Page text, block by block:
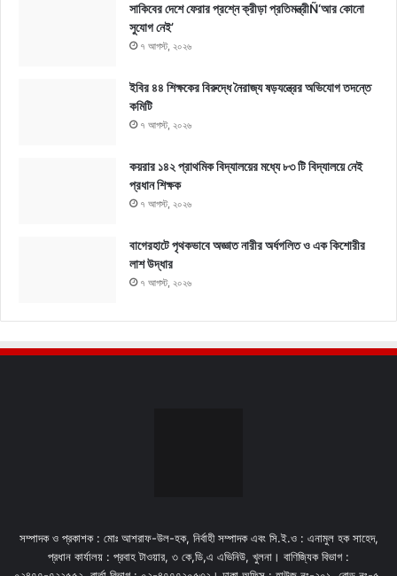
সাকিবের দেশে ফেরার প্রশ্নে ক্রীড়া প্রতিমন্ত্রীÑ‘আর কোনো
সুযোগ নেই’
৭ আগস্ট, ২০২৬
ইবির ৪৪ শিক্ষকের বিরুদ্ধে নৈরাজ্য ষড়যন্ত্রের অভিযোগ তদন্তে
কমিটি
৭ আগস্ট, ২০২৬
কয়রার ১৪২ প্রাথমিক বিদ্যালয়ের মধ্যে ৮৩ টি বিদ্যালয়ে নেই
প্রধান শিক্ষক
৭ আগস্ট, ২০২৬
বাগেরহাটে পৃথকভাবে অজ্ঞাত নারীর অর্ধগলিত ও এক কিশোরীর
লাশ উদ্ধার
৭ আগস্ট, ২০২৬
সম্পাদক ও প্রকাশক : মোঃ আশরাফ-উল-হক, নির্বাহী সম্পাদক এবং সি.ই.ও : এনামুল হক সাহেদ,
প্রধান কার্যালয় : প্রবাহ টাওয়ার, ৩ কে,ডি,এ এভিনিউ, খুলনা। বাণিজ্যিক বিভাগ :